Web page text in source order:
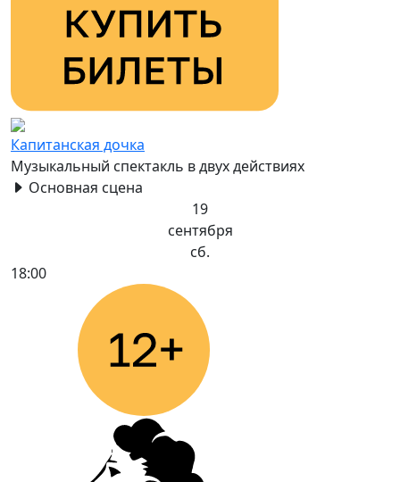
Капитанская дочка
Музыкальный спектакль в двух действиях
Основная сцена
19
сентября
сб.
18:00